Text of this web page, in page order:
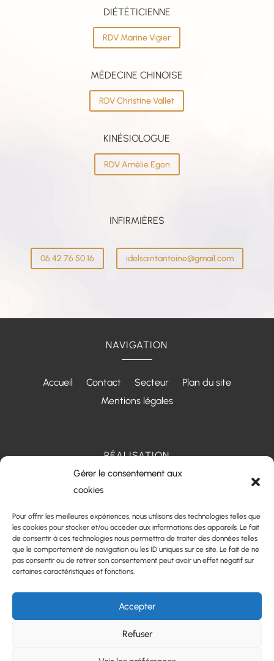
Gérer le consentement aux
cookies
Pour offrir les meilleures expériences, nous utilisons des technologies telles que
les cookies pour stocker et/ou accéder aux informations des appareils. Le fait
de consentir à ces technologies nous permettra de traiter des données telles
que le comportement de navigation ou les ID uniques sur ce site. Le fait de ne
pas consentir ou de retirer son consentement peut avoir un effet négatif sur
certaines caractéristiques et fonctions.
Accepter
Refuser
DIÉTÉTICIENNE
RDV Marine Vigier
MÉDECINE CHINOISE
RDV Christine Vallet
KINÉSIOLOGUE
RDV Amélie Egon
INFIRMIÈRES
06 42 76 50 16 idelsaintantoine@gmail.com
NAVIGATION
Accueil Contact Secteur
Plan du site
Mentions légales
RÉALISATION